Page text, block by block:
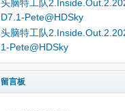
头脑特工队
D7.1-Pete@HDSky
头脑特工队
1-Pete@HDSky
留言板